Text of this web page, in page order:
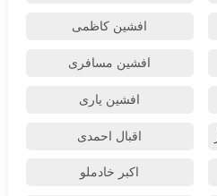
افشین کاظمی
افشین مسافری
افشین یاری
اقبال احمدی
اکبر خادملو